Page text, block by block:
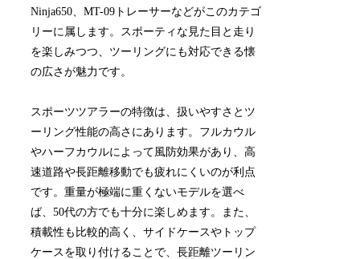
Ninja650、MT-09トレーサーなどがこのカテゴ
リーに属します。スポーティな見た目と走り
を楽しみつつ、ツーリングにも対応できる懐
の広さが魅力です。
スポーツツアラーの特徴は、扱いやすさとツ
ーリング性能の高さにあります。フルカウル
やハーフカウルによって風防効果があり、高
速道路や長距離移動でも疲れにくいのが利点
です。重量が極端に重くないモデルを選べ
ば、50代の方でも十分に楽しめます。また、
積載性も比較的高く、サイドケースやトップ
ケースを取り付けることで、長距離ツーリン